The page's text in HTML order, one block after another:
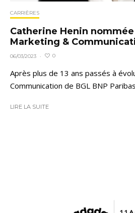
CARRIÈRES
Catherine Henin
Marketing &
06/03/2023 · 0
Après plus de 13 ans passés à
Communication de BGL BNP
LIRE LA SUITE